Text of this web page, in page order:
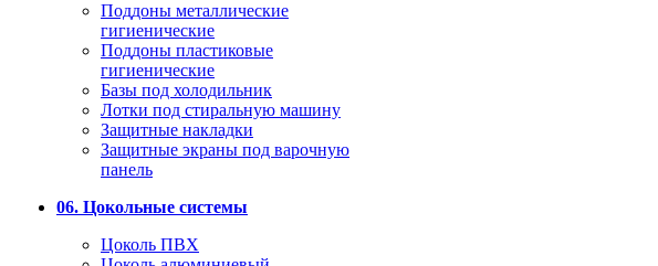
Поддоны металлические
гигиенические
Поддоны пластиковые
гигиенические
Базы под холодильник
Лотки под стиральную машину
Защитные накладки
Защитные экраны под варочную
панель
06. Цокольные системы
Цоколь ПВХ